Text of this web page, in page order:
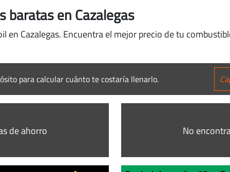
baratas en Cazalegas
en Cazalegas. Encuentra el mejor precio de tu
para calcular cuánto te costaría llenarlo.
de ahorro No